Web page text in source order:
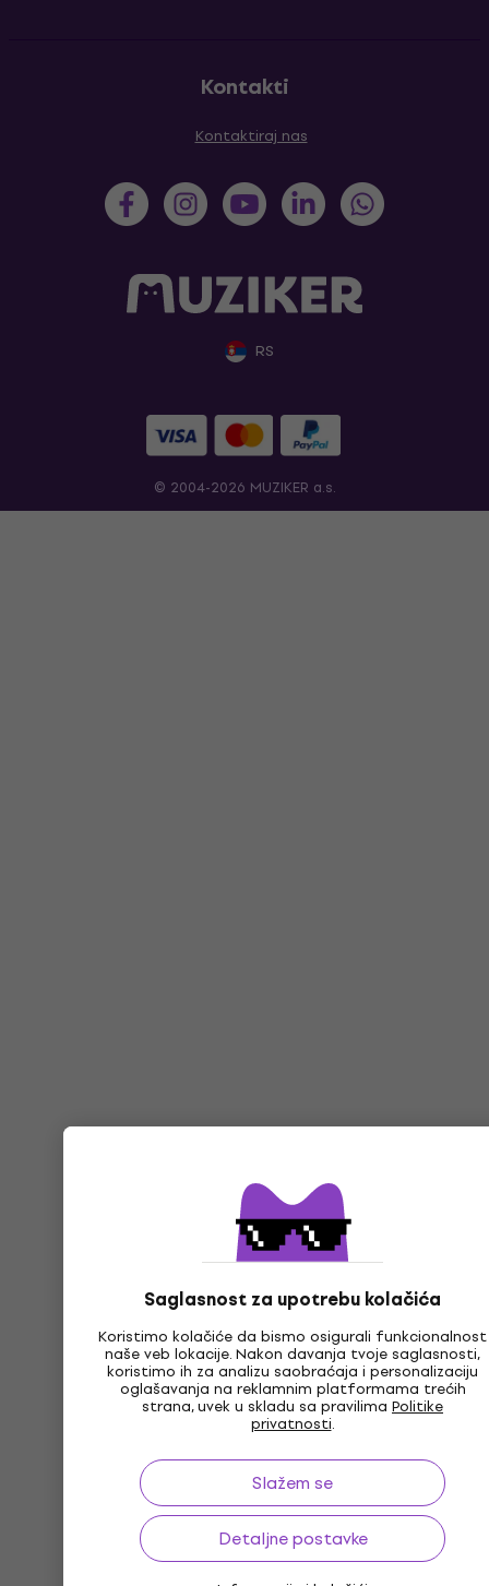
Saglasnost za upotrebu kolačića
Koristimo kolačiće da bismo osigurali funkcionalnost
naše veb lokacije. Nakon davanja tvoje saglasnosti,
koristimo ih za analizu saobraćaja i personalizaciju
oglašavanja na reklamnim platformama trećih
strana, uvek u skladu sa pravilima Politike
privatnosti.
Slažem se
Detaljne postavke
Kontakti
Kontaktiraj nas
RS
© 2004-2026 MUZIKER a.s.